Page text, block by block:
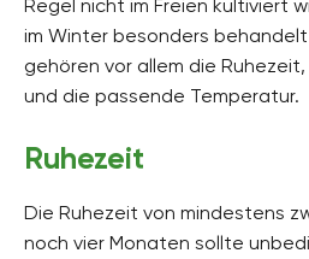
Regel nicht im Freien kultiviert
im Winter besonders behandelt
gehören vor allem die
und die passende Temperatur.
Ruhezeit
Die Ruhezeit von mindestens
noch vier Monaten sollte